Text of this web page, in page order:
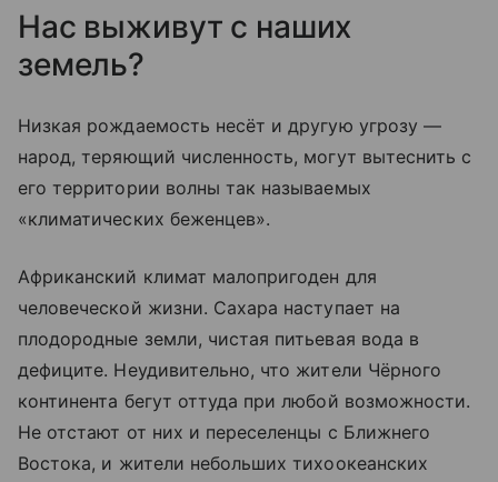
Нас выживут с наших
земель?
Низкая рождаемость несёт и другую угрозу —
народ, теряющий численность, могут вытеснить с
его территории волны так называемых
«климатических беженцев».
Африканский климат малопригоден для
человеческой жизни. Сахара наступает на
плодородные земли, чистая питьевая вода в
дефиците. Неудивительно, что жители Чёрного
континента бегут оттуда при любой возможности.
Не отстают от них и переселенцы с Ближнего
Востока, и жители небольших тихоокеанских